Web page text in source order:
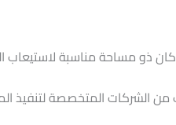
كان ذو مساحة مناسبة
الشركات المتخصصة لتنفيذ